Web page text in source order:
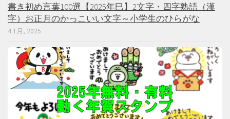
書き初め言葉100選【2025年巳】2文字・四字熟語（漢
字）お正月のかっこいい文字～小学生のひらがな
4 1月, 2025